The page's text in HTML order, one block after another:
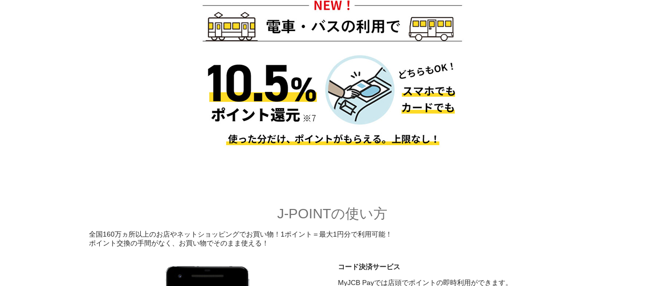
J-POINTの使い方
全国160万ヵ所以上のお店やネットショッピングでお買い物！1ポイント＝最大1円分で利用可能！
ポイント交換の手間がなく、お買い物でそのまま使える！
コード決済サービス
MyJCB Payでは店頭でポイントの即時利用ができます。